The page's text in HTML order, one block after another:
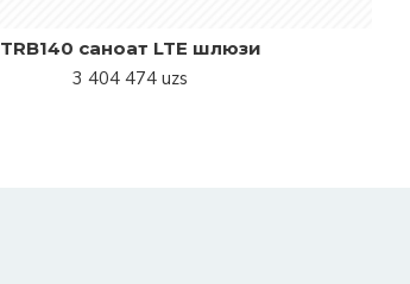
TRB140 саноат LTE шлюзи
3 404 474 uzs